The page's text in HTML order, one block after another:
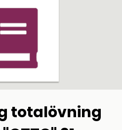
totalövning